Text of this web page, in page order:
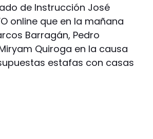
de Instrucción José
online que en la mañana
Barragán, Pedro
Quiroga en la causa
estafas con casas